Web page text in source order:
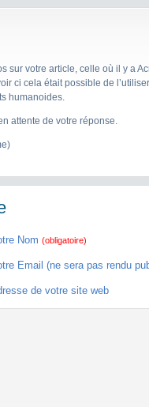
sur votre article, celle où il y a
ci cela était possible de
humanoides.
attente de votre réponse.
Nom (obligatoire)
Email (ne sera pas rendu
de votre site web